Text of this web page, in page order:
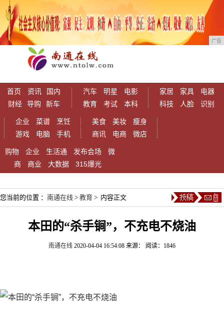
广告
首页 资讯
国内
财经
导购 新车
汽车 明星
电影
教育
考试 本科
家居 家具
电器
科技
人脸 识别
企业 菜谱
烹饪
游戏
电脑 手机
美食 美妆
瘦身
商讯
电商 微店
购物 企业 生活通 发布会场
微
商
商业 大数据 315爆光
您当前的位置 ： 南通在线 > 教育 > 内容正文
本田的“杀手锏”，不充电不烧油
南通在线 2020-04-04 16:54:08 来源： 阅读：1846